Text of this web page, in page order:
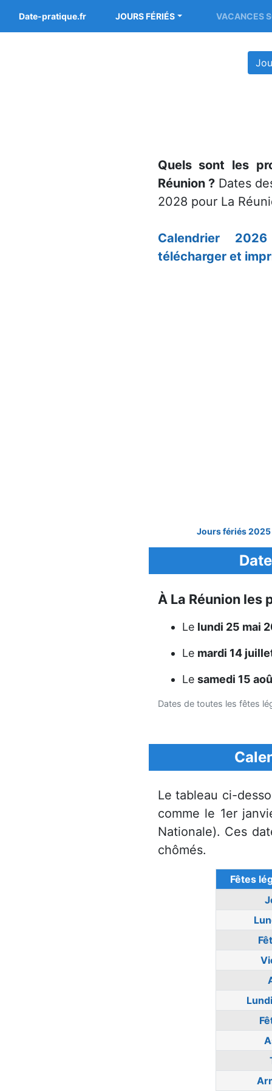
Date-pratique.fr JOURS FÉRIÉS VACANCES
Quels sont les
Réunion ?Dates
2028 pour La
Calendrier
télécharger et
Jours fériés 2025
À La Réunion les
Le lundi 25 mai
Le mardi 14
Le samedi 15
Dates de toutes les fêtes
Le tableau ci-
comme le 1er
Nationale). Ces
chômés.
Fêtes